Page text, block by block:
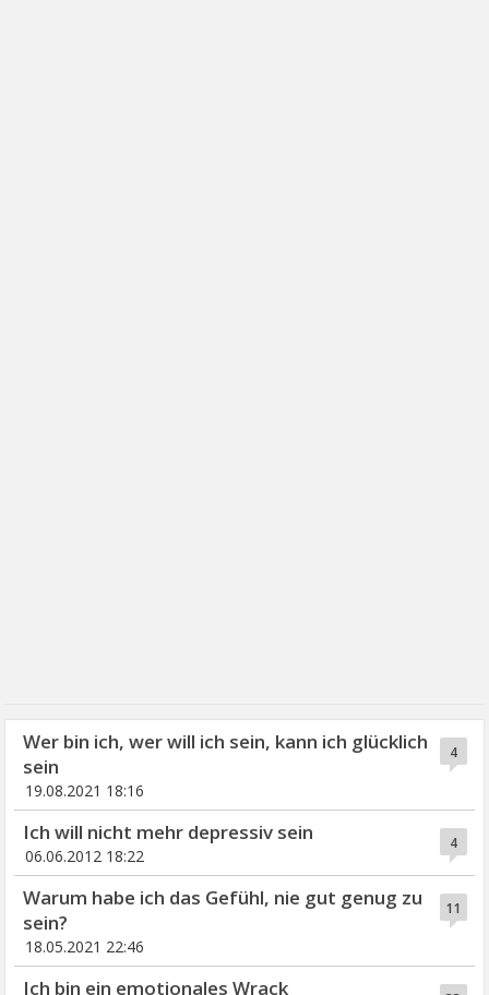
4
Wer bin ich, wer will ich sein, kann ich glücklich
sein
19.08.2021 18:16
4
Ich will nicht mehr depressiv sein
06.06.2012 18:22
11
Warum habe ich das Gefühl, nie gut genug zu
sein?
18.05.2021 22:46
Ich bin ein emotionales Wrack